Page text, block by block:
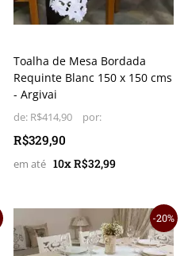
Toalha de Mesa Bordada
Requinte Blanc 150 x 150 cms
- Argivai
de: R$414,90
R$329,90
10x R$32,99
20%